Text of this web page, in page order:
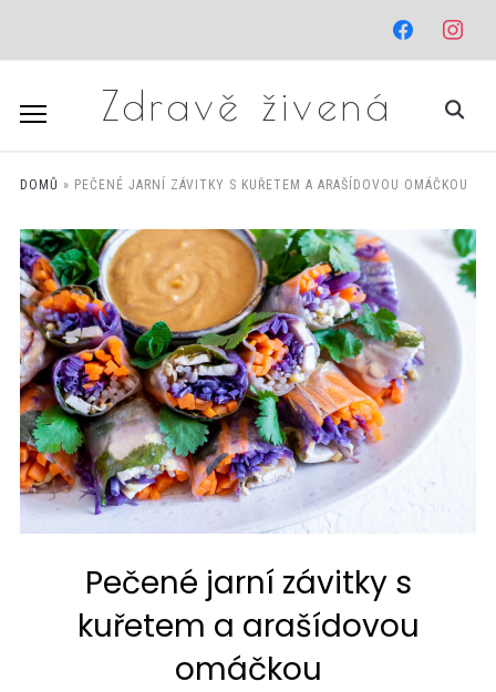
facebook
Zdravě živená
DOMŮ » PEČENÉ JARNÍ ZÁVITKY S KUŘETEM A ARAŠÍDOVOU OMÁČKOU
Pečené jarní závitky s
kuřetem a arašídovou
omáčkou